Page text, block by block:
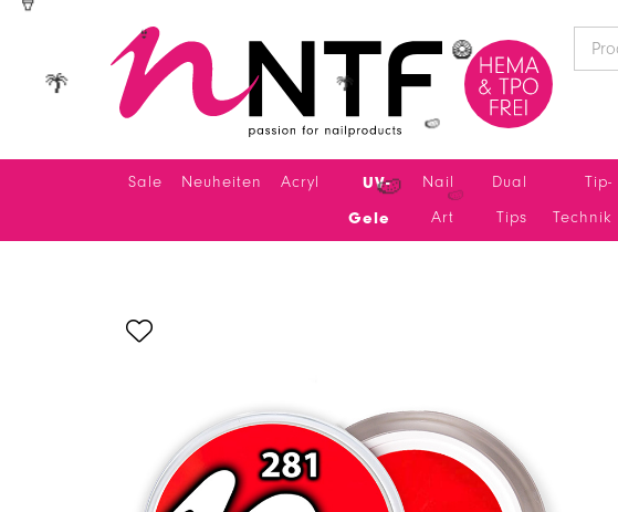
Sale Neuheiten Acryl
UV-
Gele
Nail
Art
Dual
Tips
Tip-
Technik

🍉
🥝
👙